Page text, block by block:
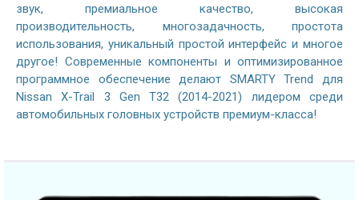
звук, премиальное качество, высокая
производительность, многозадачность, простота
использования, уникальный простой интерфейс и многое
другое! Современные компоненты и оптимизированное
программное обеспечение делают SMARTY Trend для
Nissan X-Trail 3 Gen T32 (2014-2021) лидером среди
автомобильных головных устройств премиум-класса!